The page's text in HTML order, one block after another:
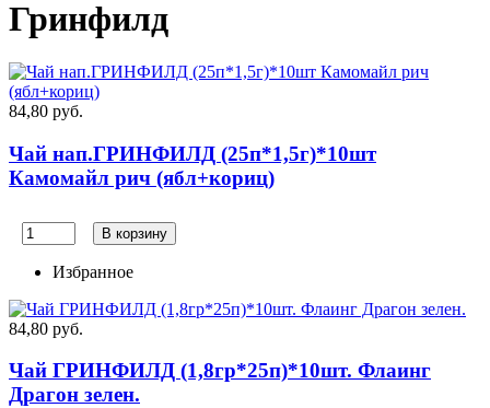
Гринфилд
84,80 руб.
Чай нап.ГРИНФИЛД (25п*1,5г)*10шт
Камомайл рич (ябл+кориц)
В корзину
Избранное
84,80 руб.
Чай ГРИНФИЛД (1,8гр*25п)*10шт. Флаинг
Драгон зелен.